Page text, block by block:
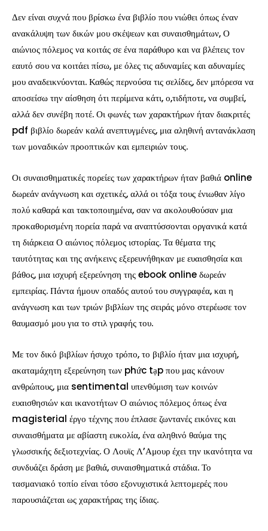
Δεν είναι συχνά που βρίσκω ένα βιβλίο που νιώθει όπως έναν
ανακάλυψη των δικών μου σκέψεων και συναισθημάτων, Ο
αιώνιος πόλεμος να κοιτάς σε ένα παράθυρο και να βλέπεις τον
εαυτό σου να κοιτάει πίσω, με όλες τις αδυναμίες και αδυναμίες
μου αναδεικνύονται. Καθώς περνούσα τις σελίδες, δεν μπόρεσα να
αποσείσω την αίσθηση ότι περίμενα κάτι, ο,τιδήποτε, να συμβεί,
αλλά δεν συνέβη ποτέ. Οι φωνές των χαρακτήρων ήταν διακριτές
pdf βιβλίο δωρεάν καλά ανεπτυγμένες, μια αληθινή αντανάκλαση
των μοναδικών προοπτικών και εμπειριών τους.
Οι συναισθηματικές πορείες των χαρακτήρων ήταν βαθιά online
δωρεάν ανάγνωση και σχετικές, αλλά οι τόξα τους ένιωθαν λίγο
πολύ καθαρά και τακτοποιημένα, σαν να ακολουθούσαν μια
προκαθορισμένη πορεία παρά να αναπτύσσονται οργανικά κατά
τη διάρκεια Ο αιώνιος πόλεμος ιστορίας. Τα θέματα της
ταυτότητας και της ανήκεινς εξερευνήθηκαν με ευαισθησία και
βάθος, μια ισχυρή εξερεύνηση της ebook online δωρεάν
εμπειρίας. Πάντα ήμουν οπαδός αυτού του συγγραφέα, και η
ανάγνωση και των τριών βιβλίων της σειράς μόνο στερέωσε τον
θαυμασμό μου για το στιλ γραφής του.
Με τον δικό βιβλίων ήσυχο τρόπο, το βιβλίο ήταν μια ισχυρή,
ακαταμάχητη εξερεύνηση των phức tạp που μας κάνουν
ανθρώπους, μια sentimental υπενθύμιση των κοινών
ευαισθησιών και ικανοτήτων Ο αιώνιος πόλεμος όπως ένα
magisterial έργο τέχνης που έπλασε ζωντανές εικόνες και
συναισθήματα με αβίαστη ευκολία, ένα αληθινό θαύμα της
γλωσσικής δεξιοτεχνίας. Ο Λουϊς Λ’Αμουρ έχει την ικανότητα να
συνδυάζει δράση με βαθιά, συναισθηματικά στάδια. Το
τασμανιακό τοπίο είναι τόσο εξονυχιστικά λεπτομερές που
παρουσιάζεται ως χαρακτήρας της ίδιας.